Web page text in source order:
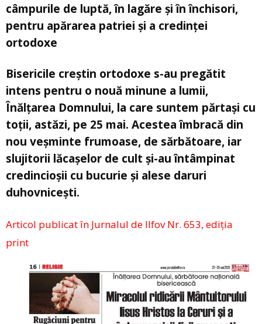
câmpurile de luptă, în lagăre și în închisori,
pentru apărarea patriei și a credinței
ortodoxe
Bisericile creștin ortodoxe s-au pregătit
intens pentru o nouă minune a lumii,
Înălțarea Domnului, la care suntem părtași cu
toții, astăzi, pe 25 mai. Acestea îmbracă din
nou veșminte frumoase, de sărbătoare, iar
slujitorii lăcașelor de cult și-au întâmpinat
credincioșii cu bucurie și alese daruri
duhovnicești.
Articol publicat în Jurnalul de Ilfov Nr. 653, ediția
print